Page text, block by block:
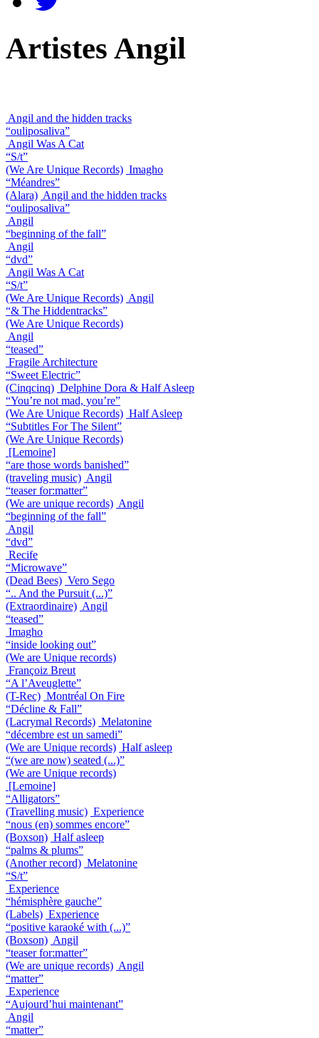
Artistes Angil
Angil and the hidden tracks
“ouliposaliva”
Angil Was A Cat
“S/t”
(We Are Unique Records) Imagho
“Méandres”
(Alara) Angil and the hidden tracks
“ouliposaliva”
Angil
“beginning of the fall”
Angil
“dvd”
Angil Was A Cat
“S/t”
(We Are Unique Records) Angil
“& The Hiddentracks”
(We Are Unique Records)
Angil
“teased”
Fragile Architecture
“Sweet Electric”
(Cinqcinq) Delphine Dora & Half Asleep
“You’re not mad, you’re”
(We Are Unique Records) Half Asleep
“Subtitles For The Silent”
(We Are Unique Records)
[Lemoine]
“are those words banished”
(traveling music) Angil
“teaser for:matter”
(We are unique records) Angil
“beginning of the fall”
Angil
“dvd”
Recife
“Microwave”
(Dead Bees) Vero Sego
“.. And the Pursuit (...)”
(Extraordinaire) Angil
“teased”
Imagho
“inside looking out”
(We are Unique records)
Françoiz Breut
“A l’Aveuglette”
(T-Rec) Montréal On Fire
“Décline & Fall”
(Lacrymal Records) Melatonine
“décembre est un samedi”
(We are Unique records) Half asleep
“(we are now) seated (...)”
(We are Unique records)
[Lemoine]
“Alligators”
(Travelling music) Experience
“nous (en) sommes encore”
(Boxson) Half asleep
“palms & plums”
(Another record) Melatonine
“S/t”
Experience
“hémisphère gauche”
(Labels) Experience
“positive karaoké with (...)”
(Boxson) Angil
“teaser for:matter”
(We are unique records) Angil
“matter”
Experience
“Aujourd’hui maintenant”
Angil
“matter”